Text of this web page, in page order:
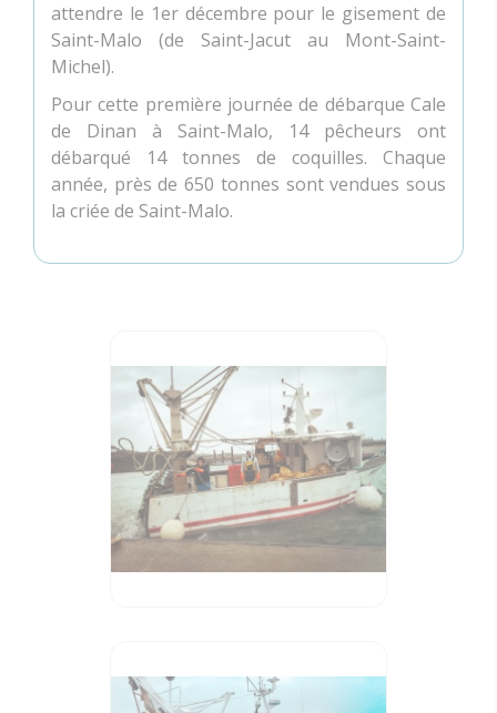
attendre le 1er décembre pour le gisement de
Saint-Malo (de Saint-Jacut au Mont-Saint-
Michel).
Pour cette première journée de débarque Cale
de Dinan à Saint-Malo, 14 pêcheurs ont
débarqué 14 tonnes de coquilles. Chaque
année, près de 650 tonnes sont vendues sous
la criée de Saint-Malo.